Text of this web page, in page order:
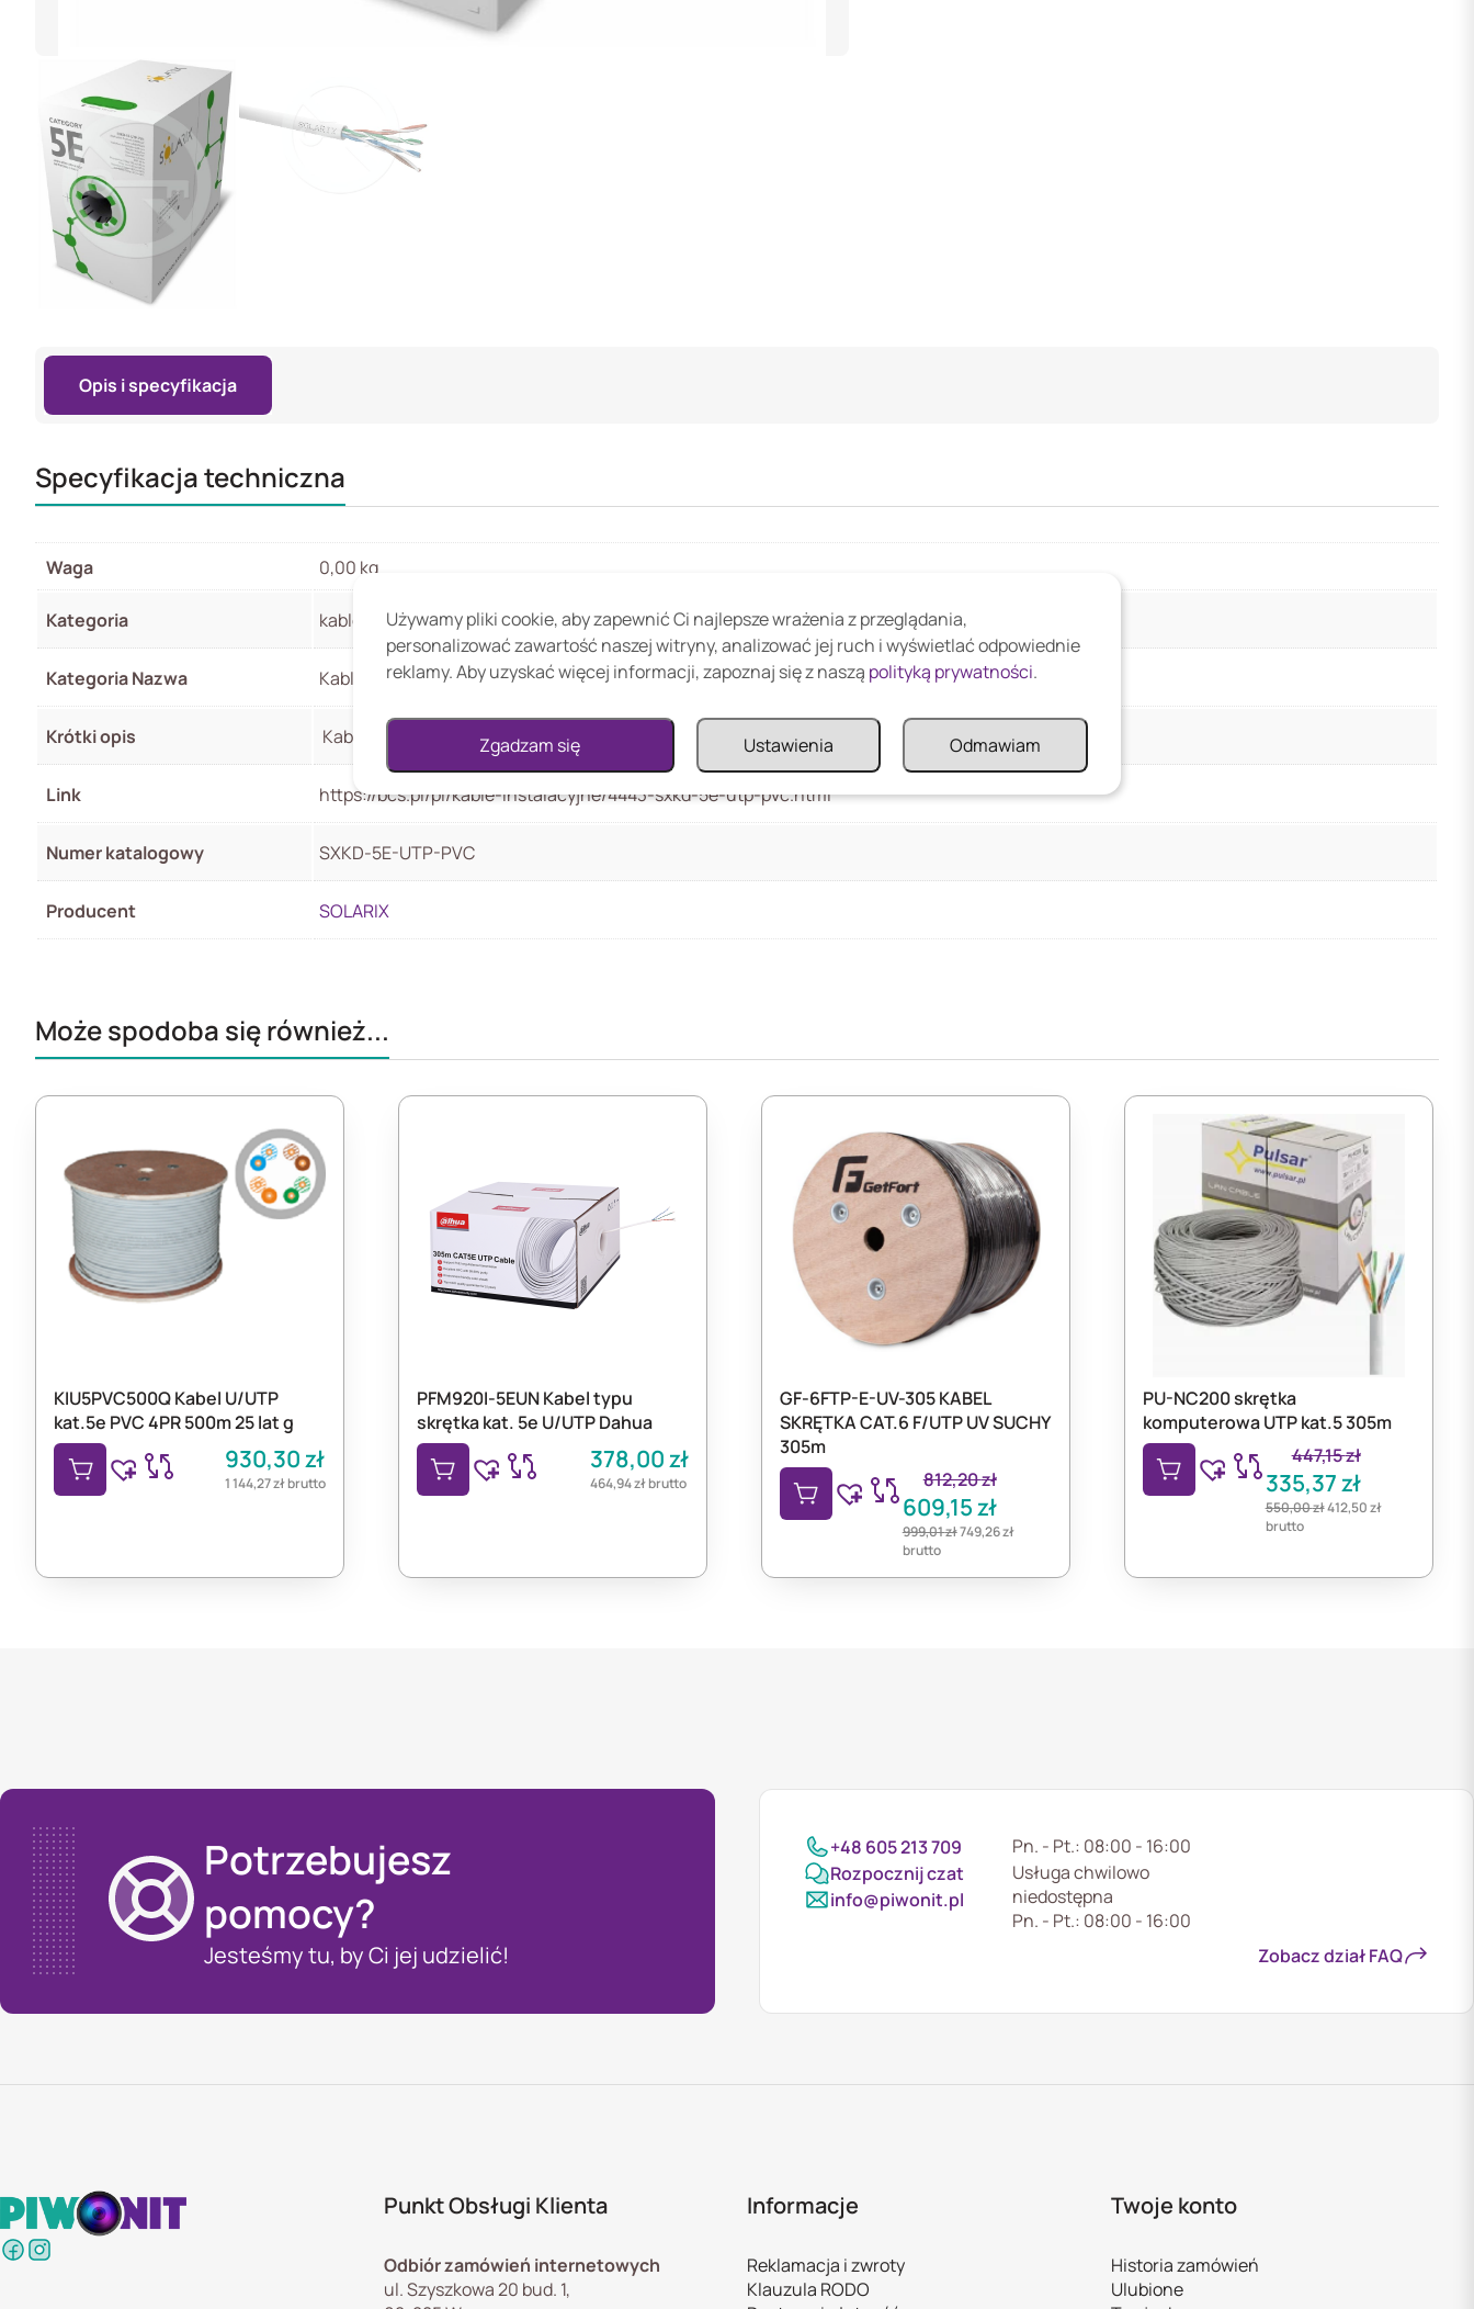
Opis i specyfikacja
Specyfikacja techniczna
Waga 0,00 kg
Kategoria kable-instalacyjne
Kategoria Nazwa Kable instalacyjne
Krótki opis Kabel instalacyjny Solarix CAT5E UTP PVC Eca 305m/box
Link https://bcs.pl/pl/kable-instalacyjne/4443-sxkd-5e-utp-pvc.html
Numer katalogowy SXKD-5E-UTP-PVC
Producent SOLARIX
Może spodoba się również...
KIU5PVC500Q Kabel U/UTP
kat.5e PVC 4PR 500m 25 lat g
930,30zł
1 144,27złbrutto
PFM920I-5EUN Kabel typu
skrętka kat. 5e U/UTP Dahua
378,00zł
464,94złbrutto
GF-6FTP-E-UV-305 KABEL
SKRĘTKA CAT.6 F/UTP UV SUCHY
305m
812,20zł
609,15zł
999,01zł749,26zł
brutto
PU-NC200 skrętka
komputerowa UTP kat.5 305m
447,15zł
335,37zł
550,00zł412,50zł
brutto
Potrzebujesz
pomocy?
Jesteśmy tu, by Ci jej udzielić!
+48 605 213 709
Rozpocznij czat
info@piwonit.pl
Pn. - Pt.: 08:00 - 16:00
Usługa chwilowo
niedostępna
Pn. - Pt.: 08:00 - 16:00
Zobacz dział FAQ
Punkt Obsługi Klienta
Odbiór zamówień internetowych
ul. Szyszkowa 20 bud. 1,
Informacje
Reklamacja i zwroty
Klauzula RODO
Twoje konto
Historia zamówień
Ulubione
Używamy pliki cookie, aby zapewnić Ci najlepsze wrażenia z przeglądania,
personalizować zawartość naszej witryny, analizować jej ruch i wyświetlać odpowiednie
reklamy. Aby uzyskać więcej informacji, zapoznaj się z naszą polityką prywatności.
Zgadzam się Ustawienia Odmawiam